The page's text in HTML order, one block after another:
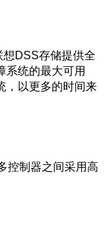
DSS存储提供全
系统的最大可用
，以更多的时间来
控制器之间采用高